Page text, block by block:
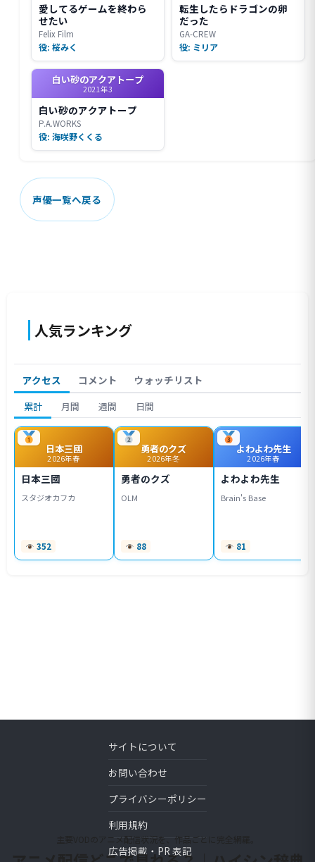
愛してるゲームを終わら
せたい
Felix Film
役: 桜みく
転生したらドラゴンの卵
だった
GA-CREW
役: ミリア
白い砂のアクアトープ
2021年3
白い砂のアクアトープ
P.A.WORKS
役: 海咲野くくる
声優一覧へ戻る
人気ランキング
アクセス コメント ウォッチリスト
累計 月間 週間 日間
日本三國
2026年春
日本三國
スタジオカフカ
352
勇者のクズ
2026年冬
勇者のクズ
OLM
88
よわよわ先生
2026年春
よわよわ先生
Brain's Base
81
主要VODのアニメ配信状況を、作品ごとに完全網羅。
サイトについて
お問い合わせ
プライバシーポリシー
利用規約
広告掲載・PR 表記